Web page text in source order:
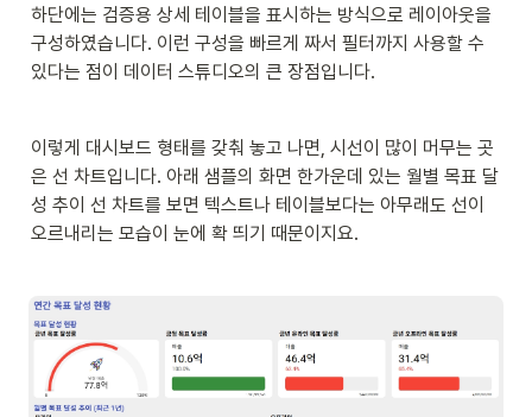
하단에는 검증용 상세 테이블을 표시하는 방식으로 레이아웃을
구성하였습니다. 이런 구성을 빠르게 짜서 필터까지 사용할 수
있다는 점이 데이터 스튜디오의 큰 장점입니다.
이렇게 대시보드 형태를 갖춰 놓고 나면, 시선이 많이 머무는 곳
은 선 차트입니다. 아래 샘플의 화면 한가운데 있는 월별 목표 달
성 추이 선 차트를 보면 텍스트나 테이블보다는 아무래도 선이
오르내리는 모습이 눈에 확 띄기 때문이지요.